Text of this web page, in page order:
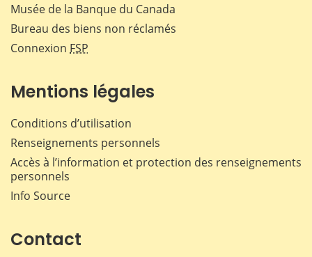
Musée de la Banque du Canada
Bureau des biens non réclamés
Connexion FSP
Mentions légales
Conditions d’utilisation
Renseignements personnels
Accès à l’information et protection des renseignements
personnels
Info Source
Contact